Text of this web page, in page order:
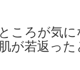
ころが気
が若返っ